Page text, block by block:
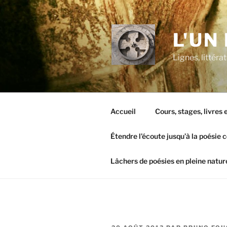
Aller
L'UN
Lignes,
Accueil Cours, stages, livres
Étendre l’écoute jusqu’à la poésie
Lâchers de poésies en pleine